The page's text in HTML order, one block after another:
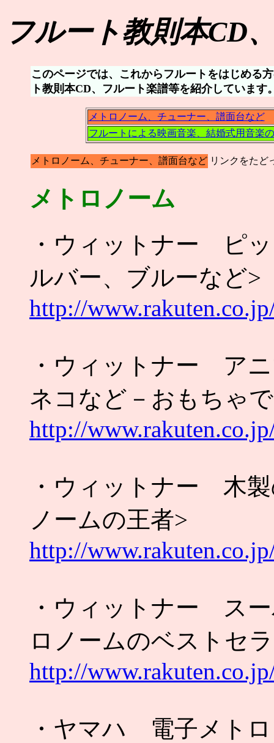
フルート教則本CD
このページでは、これからフルートをはじめる
ト教則本CD、フルート楽譜等を紹介しています
メトロノーム、チューナー、譜面台など
フルートによる映画音楽、結婚式用音楽
メトロノーム、チューナー、譜面台など リンクをたど
メトロノーム
・ウィットナー ピ
ルバー、ブルーなど>
http://
・ウィットナー ア
ネコなど－おもちゃ
http://
・ウィットナー
ノームの王者>
http://
・ウィットナー ス
ロノームのベストセ
http://
・ヤマハ 電子メト